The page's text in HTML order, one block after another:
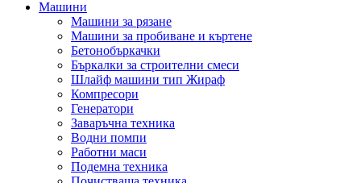
Машини
Машини за рязане
Машини за пробиване и къртене
Бетонобъркачки
Бъркалки за строителни смеси
Шлайф машини тип Жираф
Компресори
Генератори
Заваръчна техника
Водни помпи
Работни маси
Подемна техника